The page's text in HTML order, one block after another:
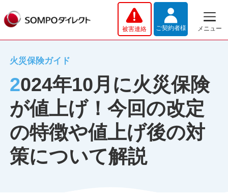
インコンテンツへスキップする
被害連絡 ご契約者様 メニュー
火災保険ガイド
2024年10月に火災保険
が値上げ！今回の改定
の特徴や値上げ後の対
策について解説